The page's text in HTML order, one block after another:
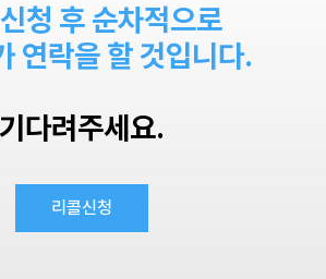
청 후 순차적으로
연락을 할 것입니다.
기다려주세요.
리콜신청